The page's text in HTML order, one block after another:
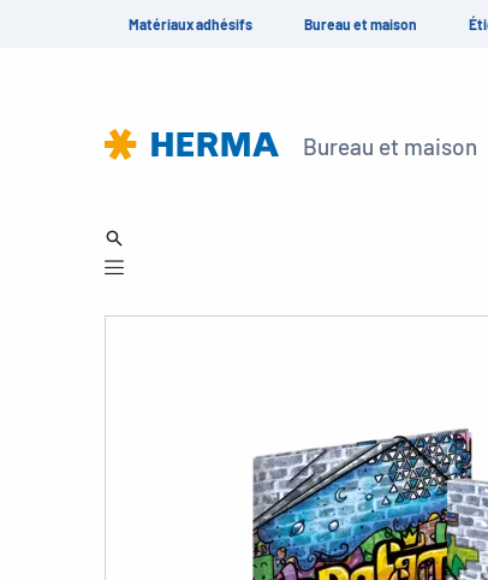
Matériaux adhésifs Bureau et maison
Bureau et maison